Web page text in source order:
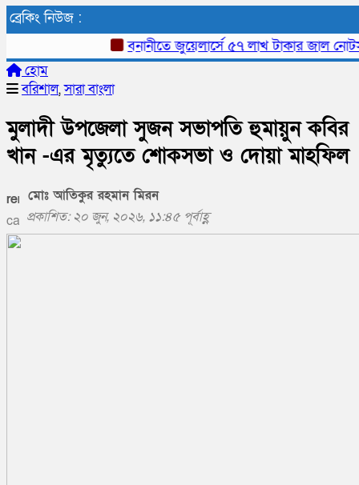
ব্রেকিং নিউজ :
বনানীতে জুয়েলার্সে ৫৭ লাখ টাকার জাল নোটসহ
হোম
বরিশাল,সারা বাংলা
মুলাদী উপজেলা সুজন সভাপতি হুমায়ুন কবির
খান -এর মৃত্যুতে শোকসভা ও দোয়া মাহফিল
মোঃ আতিকুর রহমান মিরন
প্রকাশিত: ২০ জুন, ২০২৬, ১১:৪৫ পূর্বাহ্ণ